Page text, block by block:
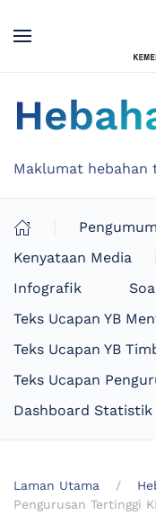
Maklumat hebahan
Kenyataan Media
Infografik
Teks Ucapan YB
Teks Ucapan YB
Teks Ucapan
Dashboard Statistik
Laman Utama
Pengurusan Tertinggi